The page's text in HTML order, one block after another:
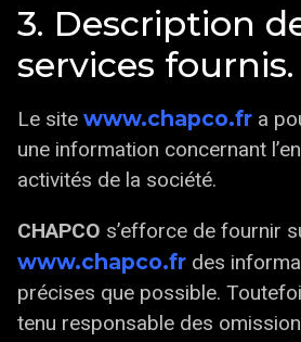
3. Description
services fournis.
Le site www.chapco.fr a
une information concernant
activités de la société.
CHAPCO s’efforce de fournir
www.chapco.fr des
précises que possible.
tenu responsable des